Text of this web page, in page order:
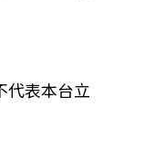
代表本台立